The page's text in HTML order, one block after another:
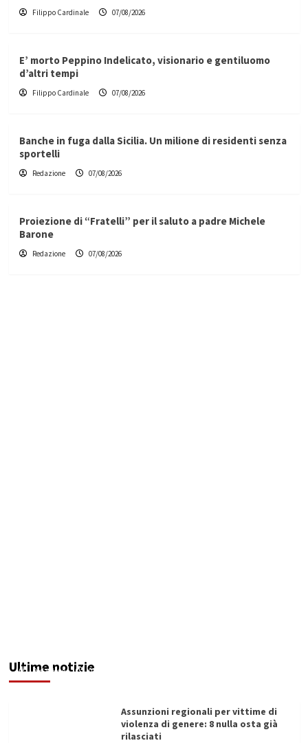
Filippo Cardinale 07/08/2026
E’ morto Peppino Indelicato, visionario e gentiluomo
d’altri tempi
Filippo Cardinale 07/08/2026
Banche in fuga dalla Sicilia. Un milione di residenti senza
sportelli
Redazione 07/08/2026
Proiezione di “Fratelli” per il saluto a padre Michele
Barone
Redazione 07/08/2026
Ultime notizie
Redazione 07/08/2026
Assunzioni regionali per vittime di
violenza di genere: 8 nulla osta già
rilasciati